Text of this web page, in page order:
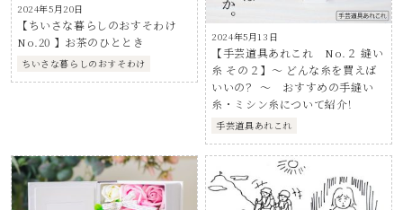
2024年5月20日
【ちいさな暮らしのおすそわけ
No.20 】お茶のひととき
ちいさな暮らしのおすそわけ
2024年5月13日
【手芸道具あれこれ No.２ 縫い
糸 その２】～ どんな糸を買えば
いいの？ ～ おすすめの手縫い
糸・ミシン糸について紹介！
手芸道具あれこれ